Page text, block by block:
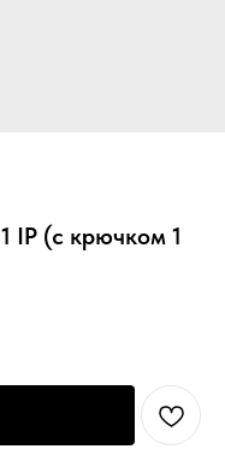
IP (с крючком 1